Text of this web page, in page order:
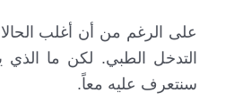
على الرغم من أن أغلب
التدخل الطبي. لكن ما
سنتعرف عليه معاً.